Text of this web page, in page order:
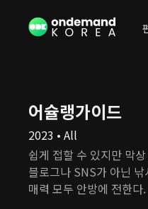
어슐랭가이드
2023 • All
쉽게 접할 수 있지만 막
블로그나 SNS가 아닌
매력 모두 안방에 전한다.